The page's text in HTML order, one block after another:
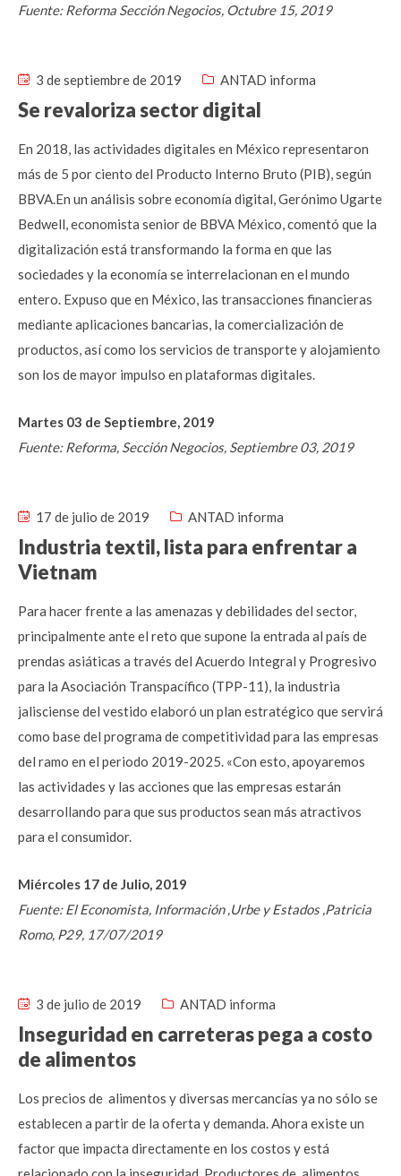
Fuente: Reforma Sección Negocios, Octubre 15, 2019
3 de septiembre de 2019 ANTAD informa
Se revaloriza sector digital
En 2018, las actividades digitales en México representaron
más de 5 por ciento del Producto Interno Bruto (PIB), según
BBVA.En un análisis sobre economía digital, Gerónimo Ugarte
Bedwell, economista senior de BBVA México, comentó que la
digitalización está transformando la forma en que las
sociedades y la economía se interrelacionan en el mundo
entero. Expuso que en México, las transacciones financieras
mediante aplicaciones bancarias, la comercialización de
productos, así como los servicios de transporte y alojamiento
son los de mayor impulso en plataformas digitales.
Martes 03 de Septiembre, 2019
Fuente: Reforma, Sección Negocios, Septiembre 03, 2019
17 de julio de 2019 ANTAD informa
Industria textil, lista para enfrentar a
Vietnam
Para hacer frente a las amenazas y debilidades del sector,
principalmente ante el reto que supone la entrada al país de
prendas asiáticas a través del Acuerdo Integral y Progresivo
para la Asociación Transpacífico (TPP-11), la industria
jalisciense del vestido elaboró un plan estratégico que servirá
como base del programa de competitividad para las empresas
del ramo en el periodo 2019-2025. «Con esto, apoyaremos
las actividades y las acciones que las empresas estarán
desarrollando para que sus productos sean más atractivos
para el consumidor.
Miércoles 17 de Julio, 2019
Fuente: El Economista, Información ,Urbe y Estados ,Patricia
Romo, P29, 17/07/2019
3 de julio de 2019 ANTAD informa
Inseguridad en carreteras pega a costo
de alimentos
Los precios de alimentos y diversas mercancías ya no sólo se
establecen a partir de la oferta y demanda. Ahora existe un
factor que impacta directamente en los costos y está